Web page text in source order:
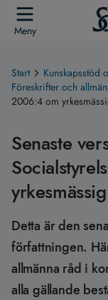
Meny
Start Kunskapsstöd
Föreskrifter och
2006:4 om
Senaste
Detta är den
författningen.
allmänna råd i
alla gällande